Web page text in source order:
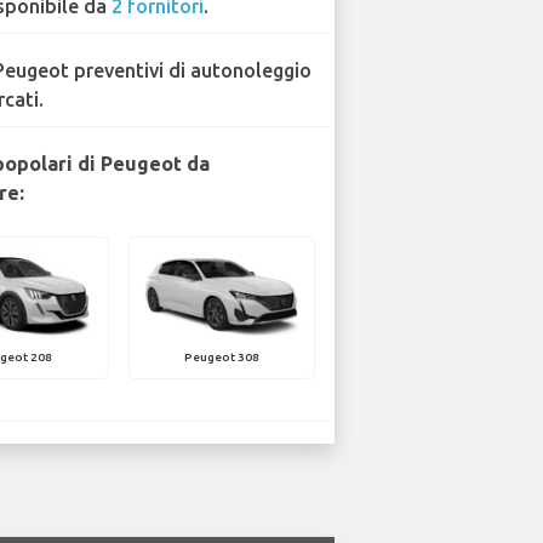
da 2 fornitori.
preventivi di autonoleggio
di Peugeot da
208 Peugeot 308